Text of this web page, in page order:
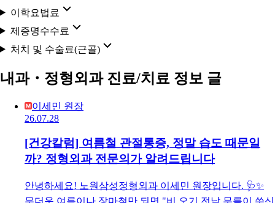
이학요법료
제증명수수료
처치 및 수술료(근골)
내과・정형외과 진료/치료 정보 글
이세민 원장
26.07.28
[건강칼럼] 여름철 관절통증, 정말 습도 때문일
까? 정형외과 전문의가 알려드립니다
안녕하세요! 노원삼성정형외과 이세민 원장입니다. 🩺✨
무더운 여름이나 장마철만 되면 "비 오기 전날 무릎이 쑤신